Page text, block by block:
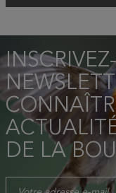
DE LA